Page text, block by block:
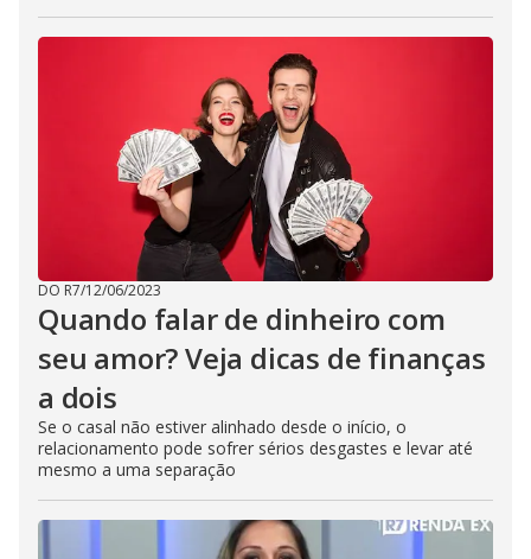
DO R7/12/06/2023
Quando falar de dinheiro com
seu amor? Veja dicas de finanças
a dois
Se o casal não estiver alinhado desde o início, o
relacionamento pode sofrer sérios desgastes e levar até
mesmo a uma separação